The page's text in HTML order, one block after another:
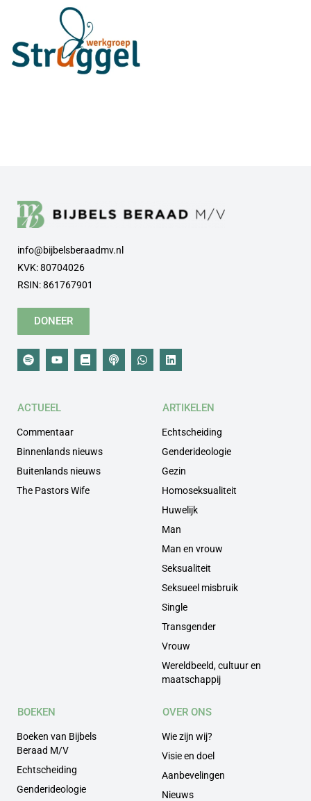
info@bijbelsberaadmv.nl
KVK: 80704026
RSIN: 861767901
DONEER
ACTUEEL
Commentaar
Binnenlands nieuws
Buitenlands nieuws
The Pastors Wife
ARTIKELEN
Echtscheiding
Genderideologie
Gezin
Homoseksualiteit
Huwelijk
Man
Man en vrouw
Seksualiteit
Seksueel misbruik
Single
Transgender
Vrouw
Wereldbeeld, cultuur en
maatschappij
BOEKEN
Boeken van Bijbels
Beraad M/V
Echtscheiding
Genderideologie
OVER ONS
Wie zijn wij?
Visie en doel
Aanbevelingen
Nieuws